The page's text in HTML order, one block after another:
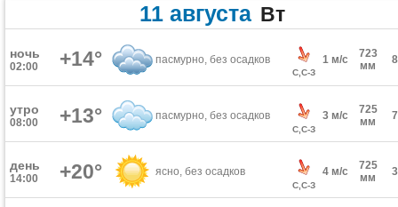
11 августа Вт
ночь
02:00 +14° пасмурно, без осадков
С,С-З
1 м/с
723
мм
утро
08:00 +13° пасмурно, без осадков
С,С-З
3 м/с
725
мм
день
14:00 +20° ясно, без осадков
С,С-З
4 м/с
725
мм